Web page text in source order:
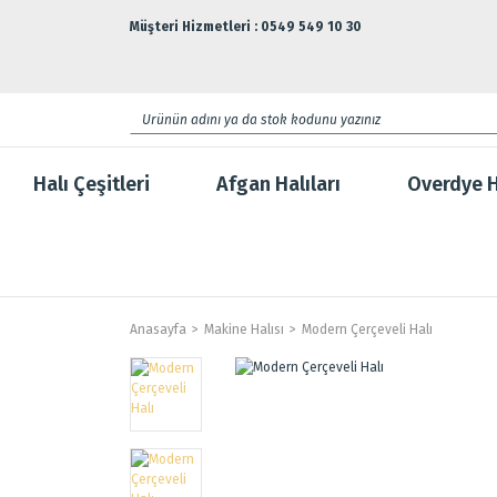
Müşteri Hizmetleri : 0549 549 10 30
Halı Çeşitleri Afgan Halıları Overdye
Anasayfa Makine Halısı Modern Çerçeveli Halı